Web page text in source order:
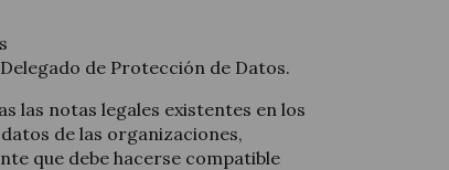
de Protección de Datos.
las notas legales existentes en los
de las organizaciones,
que debe hacerse compatible